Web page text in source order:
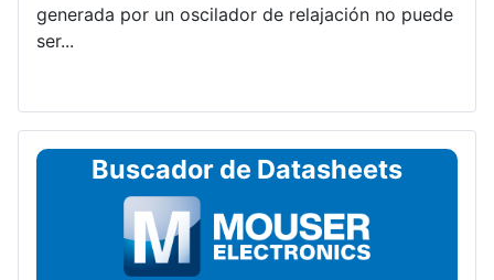
generada por un oscilador de relajación no puede
ser...
Buscador de Datasheets